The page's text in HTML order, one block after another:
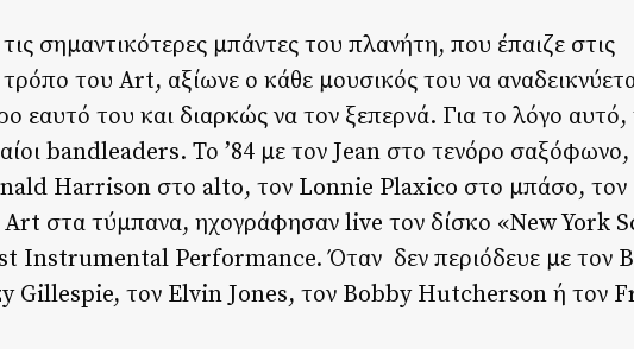
σημαντικότερες μπάντες του πλανήτη, που έπαιζε στις
του Art, αξίωνε ο κάθε μουσικός του να
του και διαρκώς να τον ξεπερνά. Για το λόγο αυτό,
bandleaders. Το ’84 με τον Jean στο τενόρο σαξόφωνο,
Harrison στο alto, τον Lonnie Plaxico στο μπάσο, τον
στα τύμπανα, ηχογράφησαν live τον δίσκο «New York
Instrumental Performance. Όταν δεν περιόδευε με τον
Gillespie, τον Elvin Jones, τον Bobby Hutcherson ή τον